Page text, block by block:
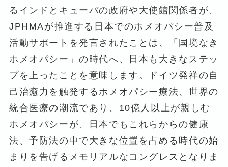
るインドとキューバの政府や大使館関係者が、
JPHMAが推進する日本でのホメオパシー普及
活動サポートを発言されたことは、「国境なき
ホメオパシー」の時代へ、日本も大きなステッ
プを上ったことを意味します。ドイツ発祥の自
己治癒力を触発するホメオパシー療法、世界の
統合医療の潮流であり、10億人以上が親しむ
ホメオパシーが、日本でもこれらからの健康
法、予防法の中で大きな位置を占める時代の始
まりを告げるメモリアルなコングレスとなりま